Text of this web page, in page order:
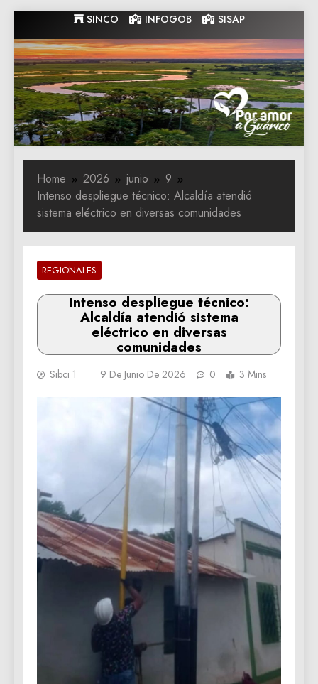
to
content
SINCO INFOGOB SISAP
Gobernacion
de Guarico
Gobernacion de Guarico
Home 2026 junio
9
Intenso despliegue técnico: Alcaldía atendió
sistema eléctrico en diversas comunidades
REGIONALES
Intenso despliegue técnico:
Alcaldía atendió sistema
eléctrico en diversas
comunidades
Sibci 1 9 De Junio De 2026 0 3 Mins